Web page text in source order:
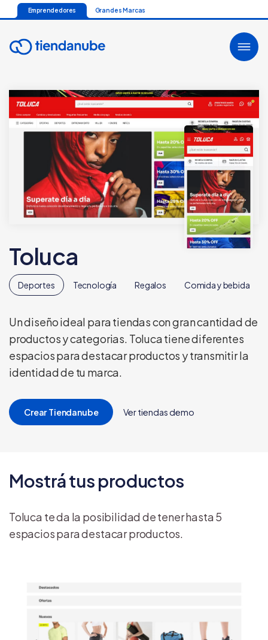
Emprendedores Grandes Marcas
Toluca
Deportes Tecnología Regalos Comida y bebida
Un diseño ideal para tiendas con gran cantidad de
productos y categorias. Toluca tiene diferentes
espacios para destacar productos y transmitir la
identidad de tu marca.
Crear Tiendanube Ver tiendas demo
Mostrá tus productos
Toluca te da la posibilidad de tener hasta 5
espacios para destacar productos.